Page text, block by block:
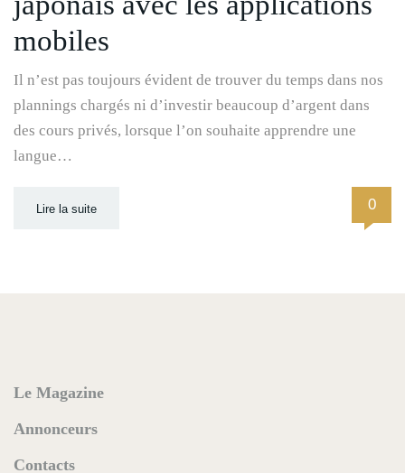
mobiles
Il n’est pas toujours évident de trouver du temps dans nos
plannings chargés ni d’investir beaucoup d’argent dans
des cours privés, lorsque l’on souhaite apprendre une
langue…
Lire la suite 0
Le Magazine
Annonceurs
Contacts